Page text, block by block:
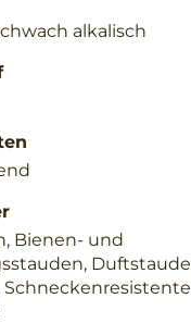
alkalisch
Bienen- und